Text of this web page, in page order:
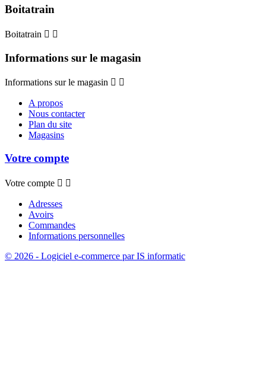
Boitatrain
Boitatrain  
Informations sur le magasin
Informations sur le magasin  
A propos
Nous contacter
Plan du site
Magasins
Votre compte
Votre compte  
Adresses
Avoirs
Commandes
Informations personnelles
© 2026 - Logiciel e-commerce par IS informatic